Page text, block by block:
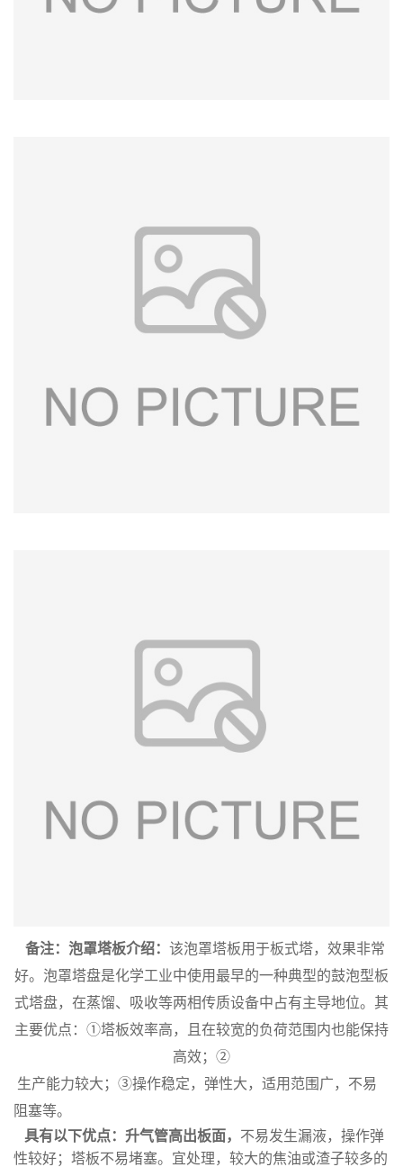
备注：泡罩塔板介绍： 该泡罩塔板用于板式塔，效果非常
好。泡罩塔盘是化学工业中使用最早的一种典型的鼓泡型板
式塔盘，在蒸馏、吸收等两相传质设备中占有主导地位。其
主要优点：①塔板效率高，且在较宽的负荷范围内也能保持
高效；②
生产能力较大；③操作稳定，弹性大，适用范围广，不易
阻塞等。
具有以下优点：升气管高出板面， 不易发生漏液，操作弹
性较好；塔板不易堵塞。宜处理，较大的焦油或渣子较多的